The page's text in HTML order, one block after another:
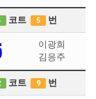
코트 5 번
이광희
김응주
코트 9 번